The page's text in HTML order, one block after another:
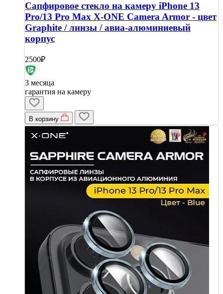
Сапфировое стекло на камеру iPhone 13
Pro/13 Pro Max X-ONE Camera Armor - цвет
Graphite / линзы / авиа-алюминиевый
корпус
2500₽
3 месяца
гарантия на камеру
В корзину